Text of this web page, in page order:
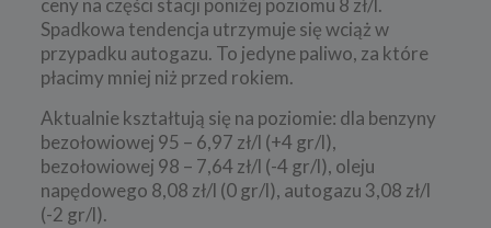
ceny na części stacji poniżej poziomu 8 zł/l.
Spadkowa tendencja utrzymuje się wciąż w
przypadku autogazu. To jedyne paliwo, za które
płacimy mniej niż przed rokiem.
Aktualnie kształtują się na poziomie: dla benzyny
bezołowiowej 95 – 6,97 zł/l (+4 gr/l),
bezołowiowej 98 – 7,64 zł/l (-4 gr/l), oleju
napędowego 8,08 zł/l (0 gr/l), autogazu 3,08 zł/l
(-2 gr/l).